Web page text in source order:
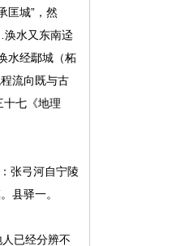
匡城”，然
涣水又东南迳
水经鄢城（柘
流向既与古
十七《地理
张弓河自宁陵
县驿一。
已经分辨不